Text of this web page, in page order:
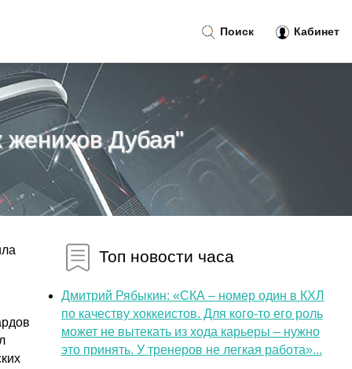
женихов Дубая"
Топ новости часа
Дмитрий Рябыкин: «СКА – номер один в КХЛ
по качеству хоккеистов. Для кого-то его роль
может не вытекать из хода карьеры – нужно
это принять. У тренеров не легкая работа»...
Поиск Кабинет